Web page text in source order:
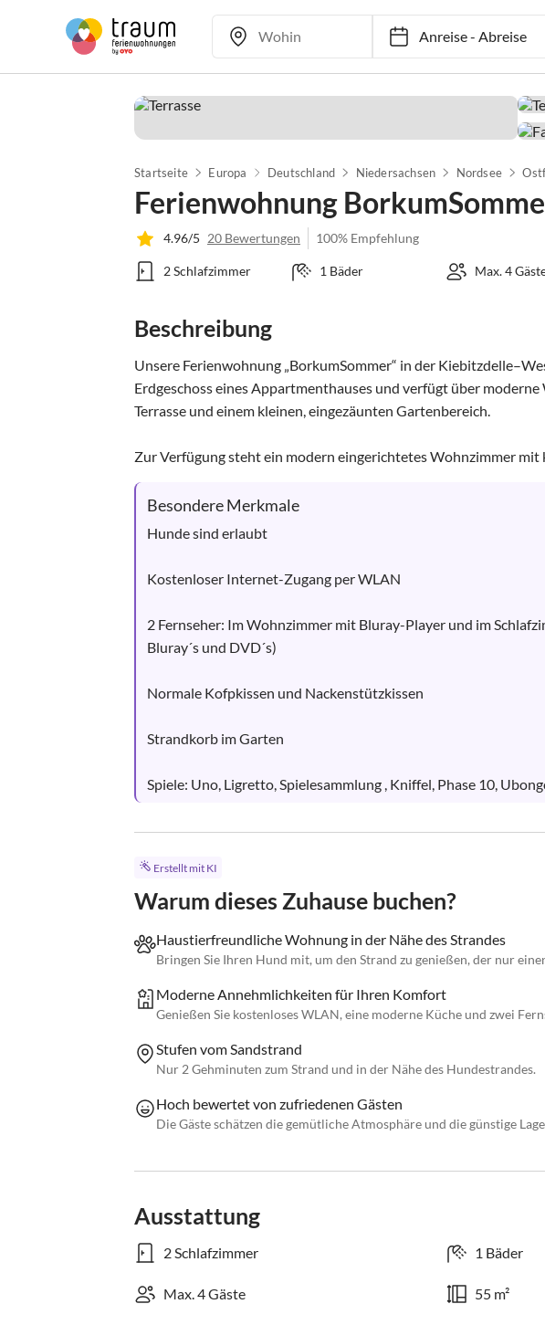
Anreise-Abreise
Startseite Europa Deutschland Niedersachsen Nordsee
Ferienwohnung
4.96/5 20 Bewertungen 100% Empfehlung
2 Schlafzimmer 1 Bäder Max. 4
Beschreibung
Unsere Ferienwohnung „BorkumSommer“ in der
Erdgeschoss eines Appartmenthauses und verfügt über
Terrasse und einem kleinen, eingezäunten Gartenbereich.
Zur Verfügung steht ein modern eingerichtetes Wohnzimmer mit
Besondere Merkmale
Hunde sind erlaubt
Kostenloser Internet-Zugang per WLAN
2 Fernseher: Im Wohnzimmer mit Bluray-Player und im
Bluray´s und DVD´s)
Normale Kofpkissen und Nackenstützkissen
Strandkorb im Garten
Spiele: Uno, Ligretto, Spielesammlung , Kniffel, Phase 10,
Erstellt mit KI
Warum dieses Zuhause buchen?
Haustierfreundliche Wohnung in der Nähe des Strandes
Bringen Sie Ihren Hund mit, um den Strand zu genießen, der nur
Moderne Annehmlichkeiten für Ihren Komfort
Genießen Sie kostenloses WLAN, eine moderne Küche und zwei
Stufen vom Sandstrand
Nur 2 Gehminuten zum Strand und in der Nähe des Hundestrandes.
Hoch bewertet von zufriedenen Gästen
Die Gäste schätzen die gemütliche Atmosphäre und die günstige
Ausstattung
2 Schlafzimmer 1 Bäder
Max. 4 Gäste 55 m²